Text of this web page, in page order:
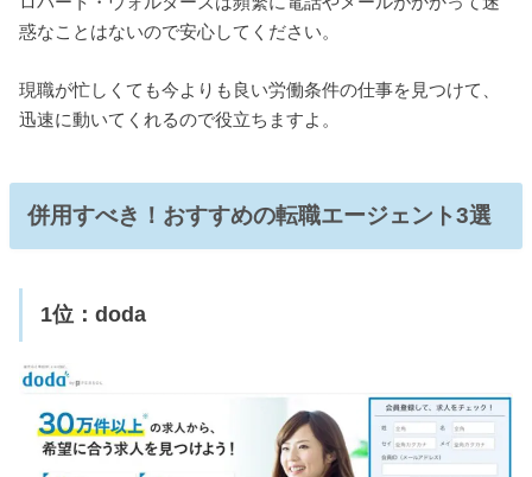
惑なことはないので安心してください。
現職が忙しくても今よりも良い労働条件の仕事を見つけて、
迅速に動いてくれるので役立ちますよ。
併用すべき！おすすめの転職エージェント3選
1位：doda